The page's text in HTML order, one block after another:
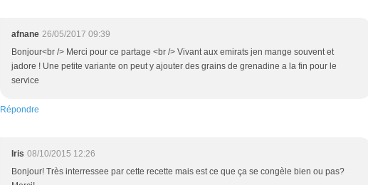
afnane 26/05/2017 09:39
Bonjour<br /> Merci pour ce partage <br /> Vivant aux emirats jen mange souvent et
jadore ! Une petite variante on peut y ajouter des grains de grenadine a la fin pour le
service
Répondre
Iris 08/10/2015 12:26
Bonjour! Très interressee par cette recette mais est ce que ça se congèle bien ou pas?